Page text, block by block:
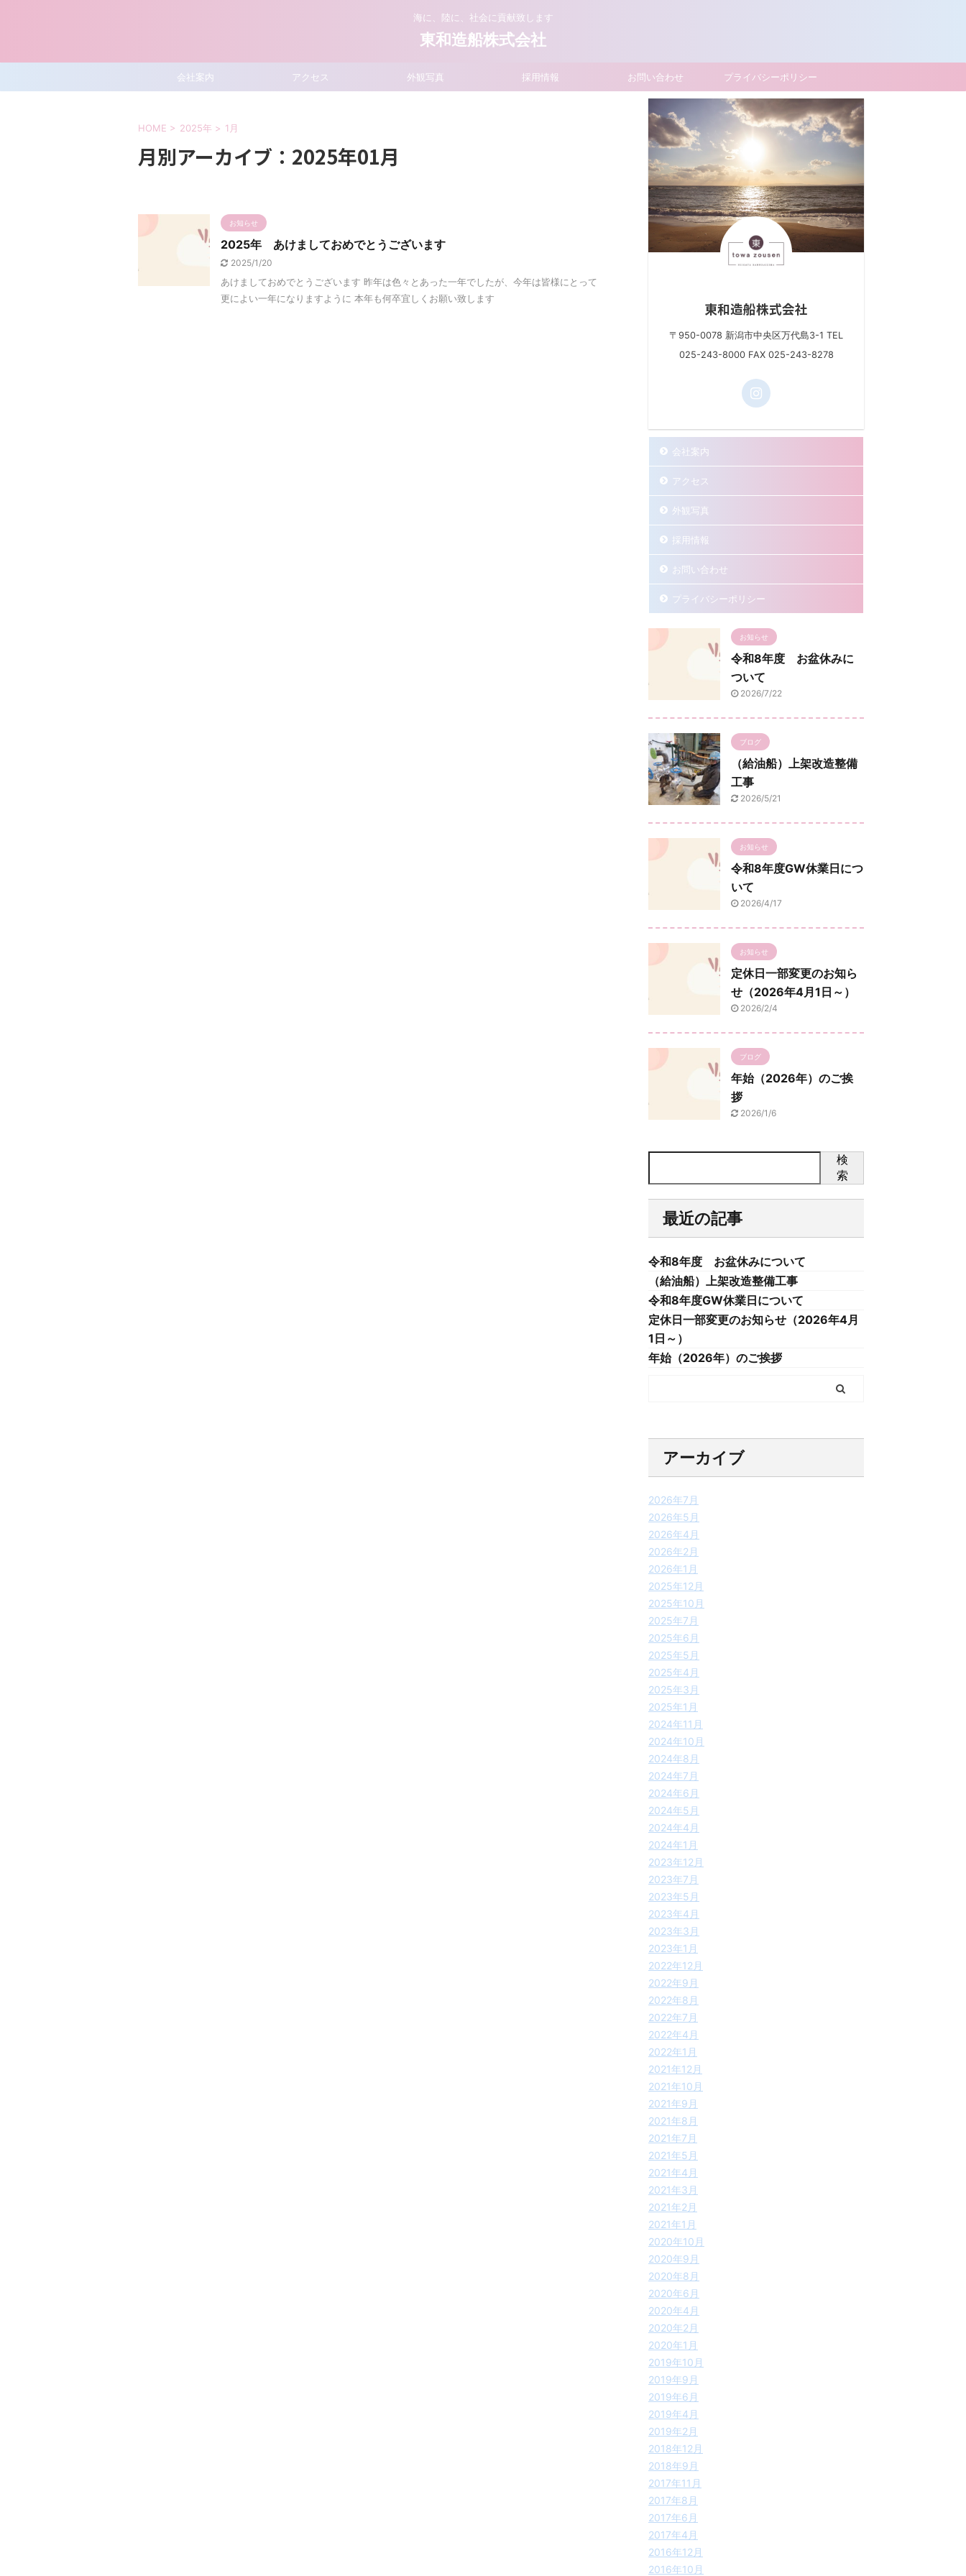
海に、陸に、社会に貢献致します
東和造船株式会社
会社案内 アクセス 外観写真 採用情報 お問い合わせ プライバシーポリシー
HOME > 2025年 > 1月
月別アーカイブ：2025年01月
お知らせ
2025年 あけましておめでとうございます
2025/1/20
あけましておめでとうございます 昨年は色々とあった一年でしたが、今年は皆様にとって
更によい一年になりますように 本年も何卒宜しくお願い致します
東和造船株式会社
〒950-0078 新潟市中央区万代島3-1 TEL
025-243-8000 FAX 025-243-8278
会社案内
アクセス
外観写真
採用情報
お問い合わせ
プライバシーポリシー
お知らせ
令和8年度 お盆休みに
ついて
2026/7/22
ブログ
（給油船）上架改造整備
工事
2026/5/21
お知らせ
令和8年度GW休業日につ
いて
2026/4/17
お知らせ
定休日一部変更のお知ら
せ（2026年4月1日～）
2026/2/4
ブログ
年始（2026年）のご挨
拶
2026/1/6
検
索
最近の記事
令和8年度 お盆休みについて
（給油船）上架改造整備工事
令和8年度GW休業日について
定休日一部変更のお知らせ（2026年4月
1日～）
年始（2026年）のご挨拶
アーカイブ
2026年7月
2026年5月
2026年4月
2026年2月
2026年1月
2025年12月
2025年10月
2025年7月
2025年6月
2025年5月
2025年4月
2025年3月
2025年1月
2024年11月
2024年10月
2024年8月
2024年7月
2024年6月
2024年5月
2024年4月
2024年1月
2023年12月
2023年7月
2023年5月
2023年4月
2023年3月
2023年1月
2022年12月
2022年9月
2022年8月
2022年7月
2022年4月
2022年1月
2021年12月
2021年10月
2021年9月
2021年8月
2021年7月
2021年5月
2021年4月
2021年3月
2021年2月
2021年1月
2020年10月
2020年9月
2020年8月
2020年6月
2020年4月
2020年2月
2020年1月
2019年10月
2019年9月
2019年6月
2019年4月
2019年2月
2018年12月
2018年9月
2017年11月
2017年8月
2017年6月
2017年4月
2016年12月
2016年10月